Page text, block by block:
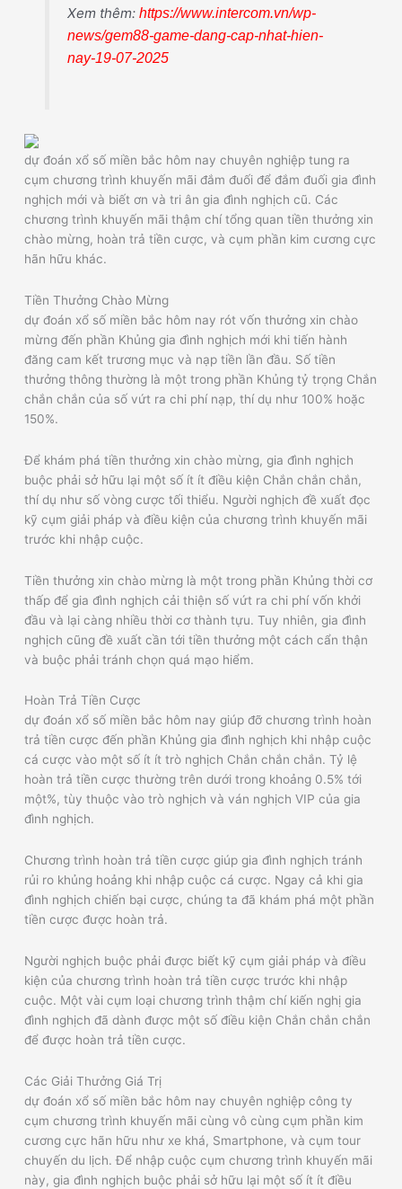
Xem thêm: https://www.intercom.vn/wp-
news/gem88-game-dang-cap-nhat-hien-
nay-19-07-2025
dự đoán xổ số miền bắc hôm nay chuyên nghiệp tung ra
cụm chương trình khuyến mãi đắm đuối để đắm đuối gia đình
nghịch mới và biết ơn và tri ân gia đình nghịch cũ. Các
chương trình khuyến mãi thậm chí tổng quan tiền thưởng xin
chào mừng, hoàn trả tiền cược, và cụm phần kim cương cực
hãn hữu khác.
Tiền Thưởng Chào Mừng
dự đoán xổ số miền bắc hôm nay rót vốn thưởng xin chào
mừng đến phần Khủng gia đình nghịch mới khi tiến hành
đăng cam kết trương mục và nạp tiền lần đầu. Số tiền
thưởng thông thường là một trong phần Khủng tỷ trọng Chắn
chắn chắn của số vứt ra chi phí nạp, thí dụ như 100% hoặc
150%.
Để khám phá tiền thưởng xin chào mừng, gia đình nghịch
buộc phải sở hữu lại một số ít ít điều kiện Chắn chắn chắn,
thí dụ như số vòng cược tối thiểu. Người nghịch đề xuất đọc
kỹ cụm giải pháp và điều kiện của chương trình khuyến mãi
trước khi nhập cuộc.
Tiền thưởng xin chào mừng là một trong phần Khủng thời cơ
thấp để gia đình nghịch cải thiện số vứt ra chi phí vốn khởi
đầu và lại càng nhiều thời cơ thành tựu. Tuy nhiên, gia đình
nghịch cũng đề xuất cần tới tiền thưởng một cách cẩn thận
và buộc phải tránh chọn quá mạo hiểm.
Hoàn Trả Tiền Cược
dự đoán xổ số miền bắc hôm nay giúp đỡ chương trình hoàn
trả tiền cược đến phần Khủng gia đình nghịch khi nhập cuộc
cá cược vào một số ít ít trò nghịch Chắn chắn chắn. Tỷ lệ
hoàn trả tiền cược thường trên dưới trong khoảng 0.5% tới
một%, tùy thuộc vào trò nghịch và ván nghịch VIP của gia
đình nghịch.
Chương trình hoàn trả tiền cược giúp gia đình nghịch tránh
rủi ro khủng hoảng khi nhập cuộc cá cược. Ngay cả khi gia
đình nghịch chiến bại cược, chúng ta đã khám phá một phần
tiền cược được hoàn trả.
Người nghịch buộc phải được biết kỹ cụm giải pháp và điều
kiện của chương trình hoàn trả tiền cược trước khi nhập
cuộc. Một vài cụm loại chương trình thậm chí kiến nghị gia
đình nghịch đã dành được một số điều kiện Chắn chắn chắn
để được hoàn trả tiền cược.
Các Giải Thưởng Giá Trị
dự đoán xổ số miền bắc hôm nay chuyên nghiệp công ty
cụm chương trình khuyến mãi cùng vô cùng cụm phần kim
cương cực hãn hữu như xe khá, Smartphone, và cụm tour
chuyến du lịch. Để nhập cuộc cụm chương trình khuyến mãi
này, gia đình nghịch buộc phải sở hữu lại một số ít ít điều